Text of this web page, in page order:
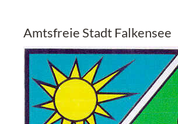
Amtsfreie Stadt Falkensee